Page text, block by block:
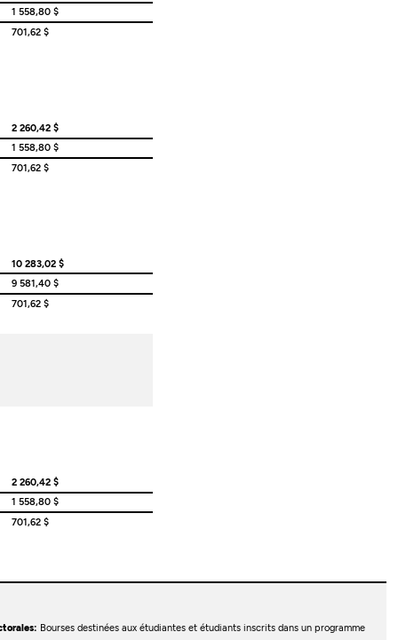
1 558,80 $
701,62 $
2 260,42 $
1 558,80 $
701,62 $
10 283,02 $
9 581,40 $
701,62 $
2 260,42 $
1 558,80 $
701,62 $
Bourses destinées aux étudiantes et étudiants inscrits dans un programme